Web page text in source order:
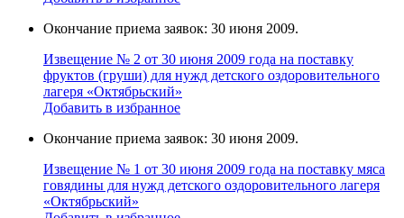
Окончание приема заявок: 30 июня 2009.
Извещение № 2 от 30 июня 2009 года на поставку
фруктов (груши) для нужд детского оздоровительного
лагеря «Октябрьский»
Добавить в избранное
Окончание приема заявок: 30 июня 2009.
Извещение № 1 от 30 июня 2009 года на поставку мяса
говядины для нужд детского оздоровительного лагеря
«Октябрьский»